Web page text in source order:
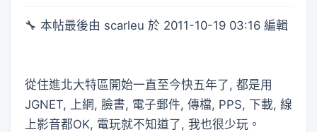
🔧 本帖最後由 scarleu 於 2011-10-19 03:16 編輯
從住進北大特區開始一直至今快五年了, 都是用
JGNET, 上網, 臉書, 電子郵件, 傳檔, PPS, 下載, 線
上影音都OK, 電玩就不知道了, 我也很少玩。